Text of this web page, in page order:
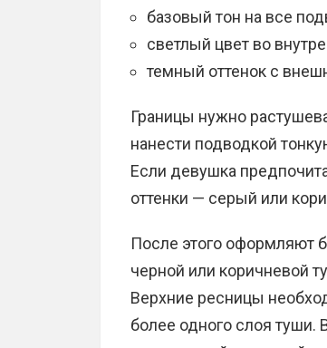
базовый тон на все
светлый цвет во
темный оттенок с
Границы нужно
нанести подводкой
Если девушка
оттенки — серый или
После этого оформляют
черной или коричневой
Верхние ресницы
более одного слоя туши.